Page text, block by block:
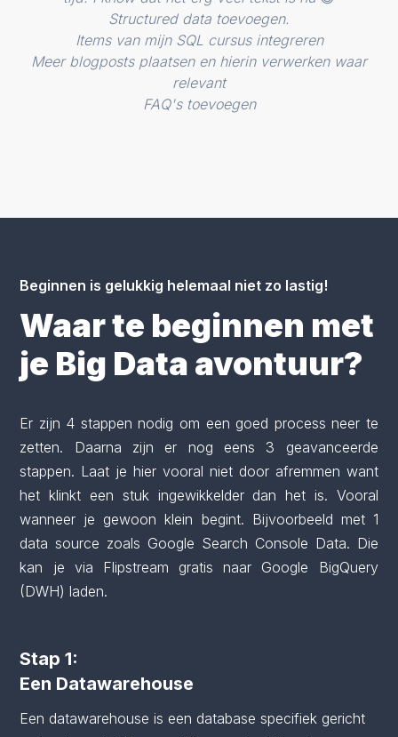
Structured data toevoegen.
Items van mijn SQL cursus integreren
Meer blogposts plaatsen en hierin verwerken waar
relevant
FAQ's toevoegen
Beginnen is gelukkig helemaal niet zo lastig!
Waar te beginnen met
je Big Data avontuur?
Er zijn 4 stappen nodig om een goed process neer te
zetten. Daarna zijn er nog eens 3 geavanceerde
stappen. Laat je hier vooral niet door afremmen want
het klinkt een stuk ingewikkelder dan het is. Vooral
wanneer je gewoon klein begint. Bijvoorbeeld met 1
data source zoals Google Search Console Data. Die
kan je via Flipstream gratis naar Google BigQuery
(DWH) laden.
Stap 1:
Een Datawarehouse
Een datawarehouse is een database specifiek gericht